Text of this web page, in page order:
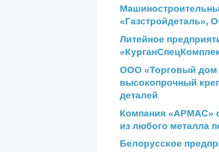
«Газстройдеталь»,
Литейное
ООО «Торговый дом
высокопрочный
деталей
Компания «АРМАС»
из любого металла
Белорусское